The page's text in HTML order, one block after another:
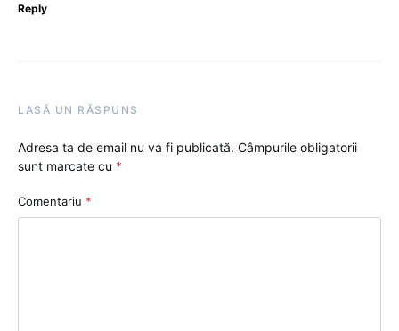
Reply
LASĂ UN RĂSPUNS
Adresa ta de email nu va fi publicată. Câmpurile obligatorii
sunt marcate cu *
Comentariu *